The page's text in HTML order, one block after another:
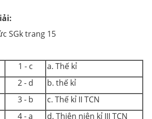
SGk trang 15
1 - c
a. Thế kỉ
2 - d
b. thế kỉ
3 - b
c. Thế kỉ II TCN
4 - a d. Thiên niên kỉ III TCN